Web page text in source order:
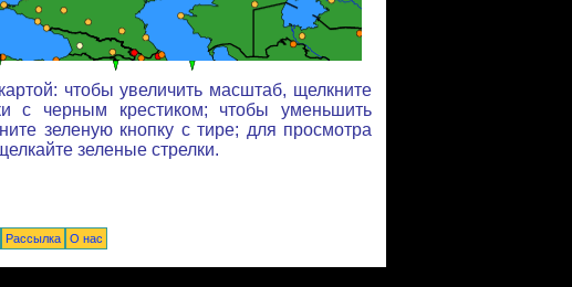
чтобы увеличить масштаб, щелкните
с черным крестиком; чтобы уменьшить
зеленую кнопку с тире; для просмотра
зеленые стрелки.
Рассылка О нас